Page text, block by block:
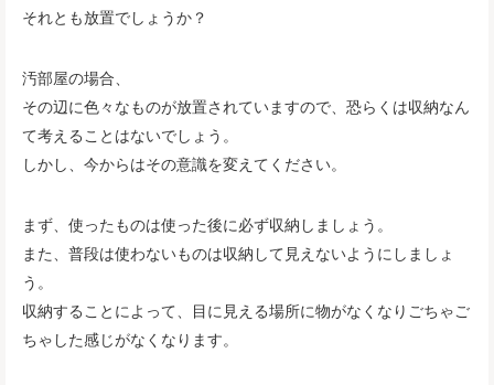
それとも放置でしょうか？
汚部屋の場合、
その辺に色々なものが放置されていますので、恐らくは収納なん
て考えることはないでしょう。
しかし、今からはその意識を変えてください。
まず、使ったものは使った後に必ず収納しましょう。
また、普段は使わないものは収納して見えないようにしましょ
う。
収納することによって、目に見える場所に物がなくなりごちゃご
ちゃした感じがなくなります。